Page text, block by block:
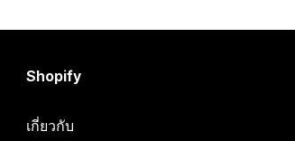
Shopify
เกี่ยวกับ